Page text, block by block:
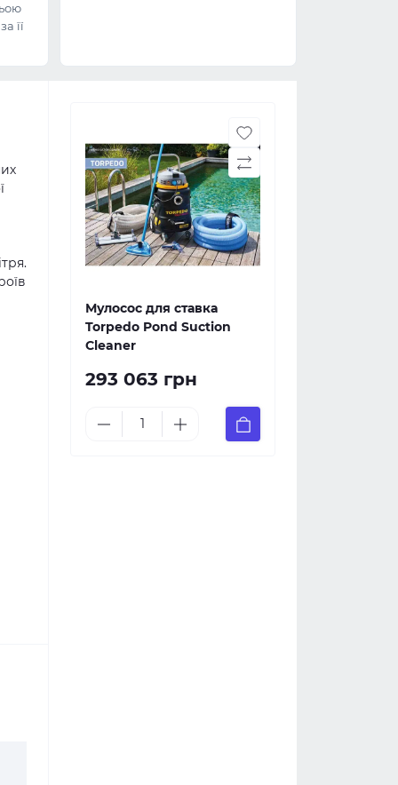
її
Мулосос для ставка
Torpedo Pond Suction
Cleaner
293 063 грн